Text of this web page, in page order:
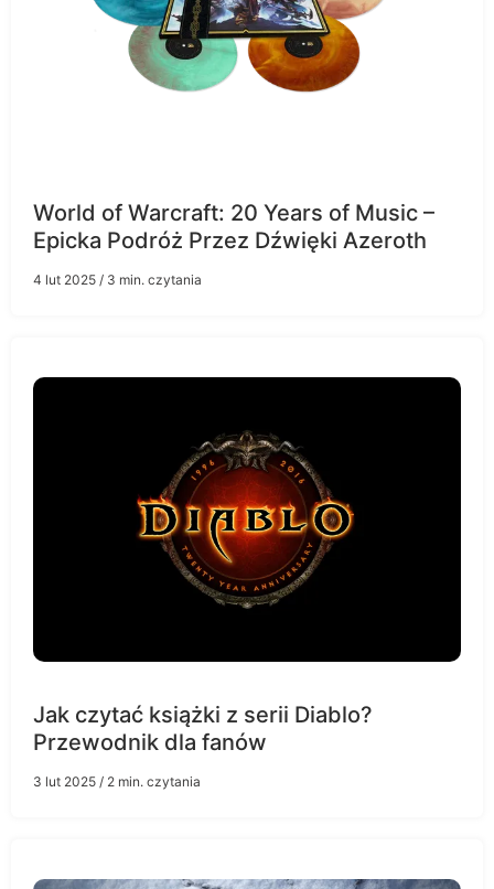
World of Warcraft: 20 Years of Music –
Epicka Podróż Przez Dźwięki Azeroth
4 lut 2025 / 3 min. czytania
Jak czytać książki z serii Diablo?
Przewodnik dla fanów
3 lut 2025 / 2 min. czytania